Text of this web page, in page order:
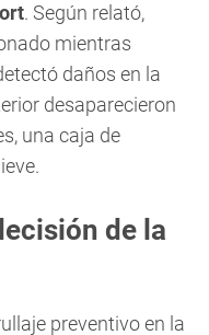
. Según relató,
mientras
daños en la
desaparecieron
una caja de
de la
preventivo en la